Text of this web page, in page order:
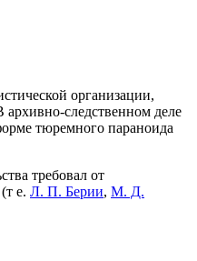
организации,
архивно-следственном деле
тюремного параноида
требовал от
е. Л. П. Берии, М. Д.